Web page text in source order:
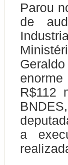
Parou
de
R$112
a